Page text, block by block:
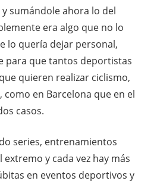
sumándole ahora lo del
era algo que no lo
lo quería dejar personal,
para que tantos deportistas
quieren realizar ciclismo,
en Barcelona que en el
casos.
series, entrenamientos
y cada vez hay más
en eventos deportivos y